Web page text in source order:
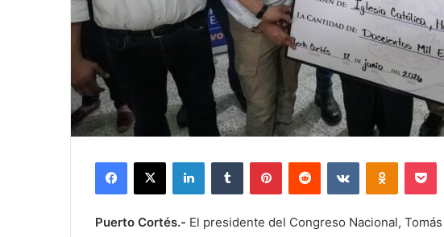
Facebook
X LinkedInTumblr PinterestReddit VKontakte
Puerto Cortés.- El presidente del Congreso Nacional,